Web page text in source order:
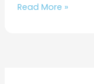
Read More »